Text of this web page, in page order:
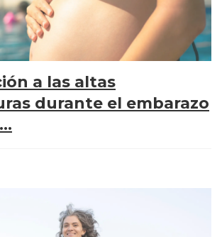
a las altas
durante el embarazo